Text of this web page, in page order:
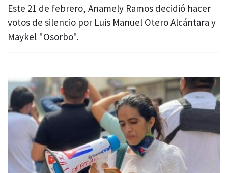
Este 21 de febrero, Anamely Ramos decidió hacer
votos de silencio por Luis Manuel Otero Alcántara y
Maykel "Osorbo".